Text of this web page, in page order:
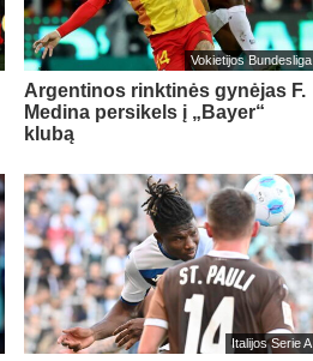
Vokietijos Bundesliga
Argentinos rinktinės gynėjas F.
Medina persikels į „Bayer“
klubą
Italijos Serie A